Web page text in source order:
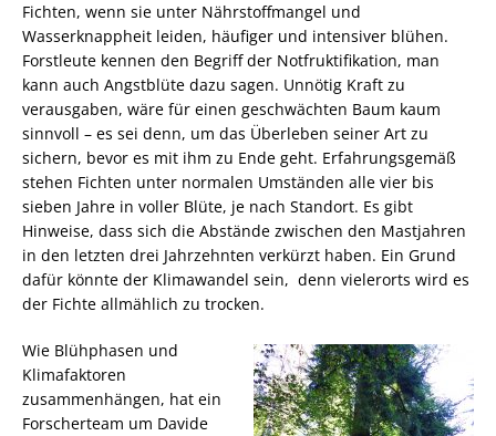
Fichten, wenn sie unter Nährstoffmangel und
Wasserknappheit leiden, häufiger und intensiver blühen.
Forstleute kennen den Begriff der Notfruktifikation, man
kann auch Angstblüte dazu sagen. Unnötig Kraft zu
verausgaben, wäre für einen geschwächten Baum kaum
sinnvoll – es sei denn, um das Überleben seiner Art zu
sichern, bevor es mit ihm zu Ende geht. Erfahrungsgemäß
stehen Fichten unter normalen Umständen alle vier bis
sieben Jahre in voller Blüte, je nach Standort. Es gibt
Hinweise, dass sich die Abstände zwischen den Mastjahren
in den letzten drei Jahrzehnten verkürzt haben. Ein Grund
dafür könnte der Klimawandel sein, denn vielerorts wird es
der Fichte allmählich zu trocken.
Wie Blühphasen und
Klimafaktoren
zusammenhängen, hat ein
Forscherteam um Davide